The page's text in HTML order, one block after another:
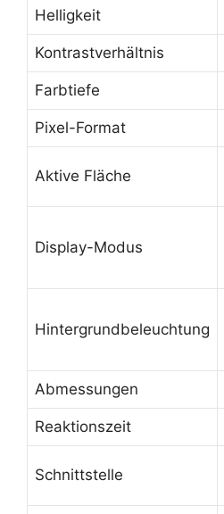
Helligkeit
Kontrastverhältnis
Farbtiefe
Pixel-Format
Aktive Fläche
Display-Modus
Hintergrundbeleuchtung
Abmessungen
Reaktionszeit
Schnittstelle